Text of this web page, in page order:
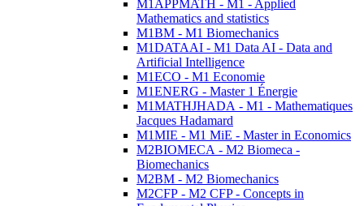
M1APPMATH - M1 - Applied
Mathematics and statistics
M1BM - M1 Biomechanics
M1DATAAI - M1 Data AI - Data and
Artificial Intelligence
M1ECO - M1 Economie
M1ENERG - Master 1 Énergie
M1MATHJHADA - M1 - Mathematiques
Jacques Hadamard
M1MIE - M1 MiE - Master in Economics
M2BIOMECA - M2 Biomeca -
Biomechanics
M2BM - M2 Biomechanics
M2CFP - M2 CFP - Concepts in